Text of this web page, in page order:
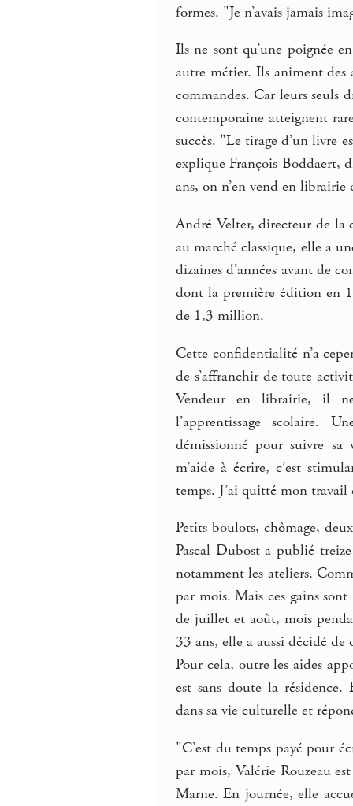
formes. "Je n’avais jamais
Ils ne sont qu’une poignée
autre métier. Ils animent des
commandes. Car leurs seuls
contemporaine atteignent
succès. "Le tirage d’un livre
explique François Boddaert,
ans, on n’en vend en
André Velter, directeur de la
au marché classique, elle a
dizaines d’années avant de
dont la première édition en
de 1,3 million.
Cette confidentialité n’a
de s’affranchir de toute
Vendeur en librairie, il ne
l’apprentissage scolaire.
démissionné pour suivre sa
m’aide à écrire, c’est
temps. J’ai quitté mon
Petits boulots, chômage,
Pascal Dubost a publié
notamment les ateliers.
par mois. Mais ces gains
de juillet et août, mois
33 ans, elle a aussi décidé
Pour cela, outre les aides
est sans doute la
dans sa vie culturelle et
"C’est du temps payé pour
par mois, Valérie Rouzeau
Marne. En journée, elle